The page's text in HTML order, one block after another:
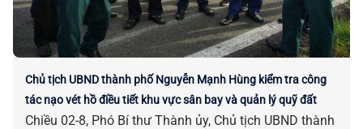
Chủ tịch UBND thành phố Nguyễn Mạnh Hùng kiểm tra công
tác nạo vét hồ điều tiết khu vực sân bay và quản lý quỹ đất
Chiều 02-8, Phó Bí thư Thành ủy, Chủ tịch UBND thành